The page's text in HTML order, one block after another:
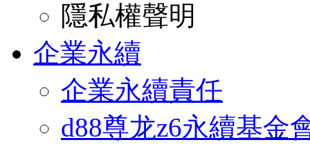
隱私權聲明
企業永續
企業永續責任
d88尊龙z6永續基金